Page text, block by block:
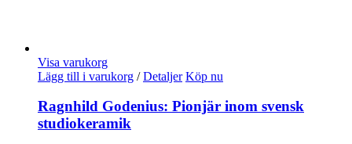
Visa varukorg
Lägg till i varukorg / Detaljer Köp nu
Ragnhild Godenius: Pionjär inom svensk
studiokeramik